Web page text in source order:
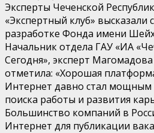
Эксперты Чеченской
«Экспертный клуб» высказали
разработке Фонда имени
Начальник отдела ГАУ «ИА
Сегодня», эксперт
отметила: «Хорошая
Интернет давно стал мощным
поиска работы и развития
Большинство компаний в
Интернет для публикации